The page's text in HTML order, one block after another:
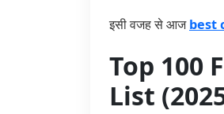
इसी वजह से आजbest
Top 100
List